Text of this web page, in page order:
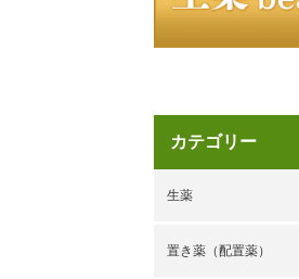
カテゴリー
生薬
置き薬（配置薬）